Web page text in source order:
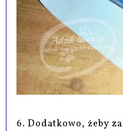
6. Dodatkowo, żeby